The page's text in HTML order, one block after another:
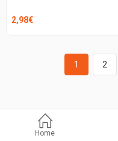
Home
2,98€
1 2